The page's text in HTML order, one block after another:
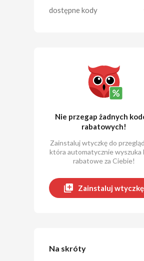
dostępne kody
Nie przegap żadnych
rabatowych!
Zainstaluj wtyczkę do
która automatycznie wyszuka
rabatowe za Ciebie!
Zainstaluj wtyczkę
Na skróty